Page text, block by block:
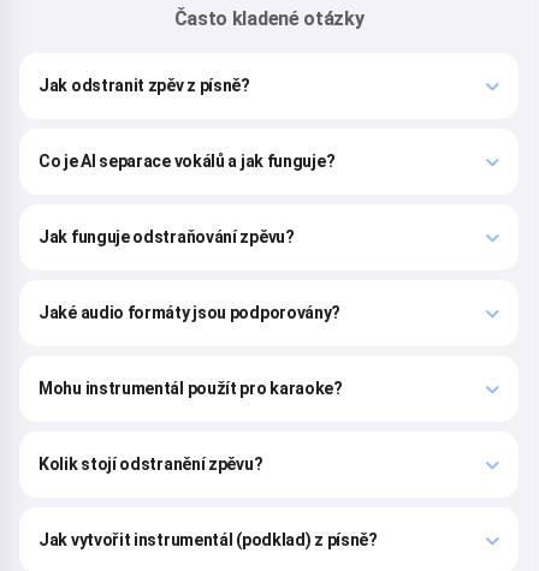
Často kladené otázky
Jak odstranit zpěv z písně?
Co je AI separace vokálů a jak funguje?
Jak funguje odstraňování zpěvu?
Jaké audio formáty jsou podporovány?
Mohu instrumentál použít pro karaoke?
Kolik stojí odstranění zpěvu?
Jak vytvořit instrumentál (podklad) z písně?
Můžu vytvářet písně, psát básně a
Vyzkoušet
Я соглашаюсь: Podmínky služby